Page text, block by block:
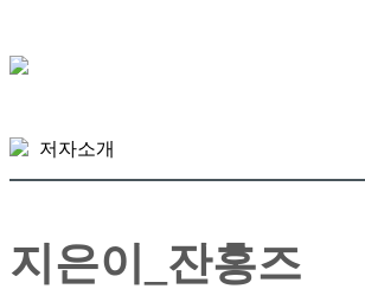
저자소개
지은이_잔홍즈